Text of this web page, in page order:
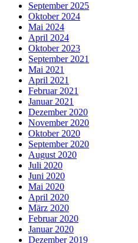
September 2025
Oktober 2024
Mai 2024
April 2024
Oktober 2023
September 2021
Mai 2021
April 2021
Februar 2021
Januar 2021
Dezember 2020
November 2020
Oktober 2020
September 2020
August 2020
Juli 2020
Juni 2020
Mai 2020
April 2020
März 2020
Februar 2020
Januar 2020
Dezember 2019